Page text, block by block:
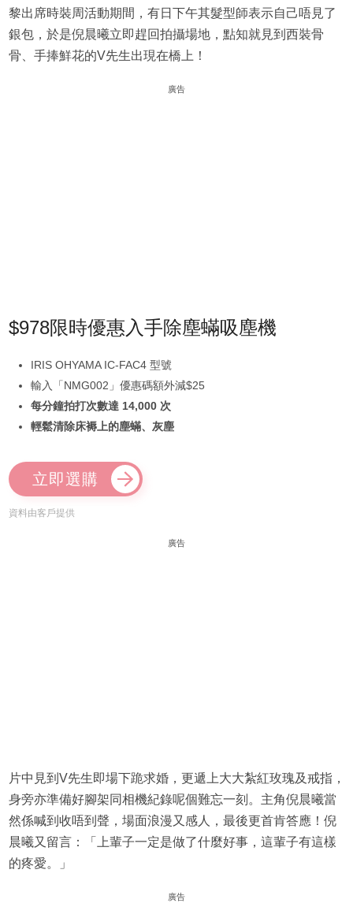
黎出席時裝周活動期間，有日下午其髮型師表示自己唔見了
銀包，於是倪晨曦立即趕回拍攝場地，點知就見到西裝骨
骨、手捧鮮花的V先生出現在橋上！
廣告
$978限時優惠入手除塵蟎吸塵機
IRIS OHYAMA IC-FAC4 型號
輸入「NMG002」優惠碼額外減$25
每分鐘拍打次數達 14,000 次
輕鬆清除床褥上的塵蟎、灰塵
立即選購
資料由客戶提供
廣告
片中見到V先生即場下跪求婚，更遞上大大紮紅玫瑰及戒指，
身旁亦準備好腳架同相機紀錄呢個難忘一刻。主角倪晨曦當
然係喊到收唔到聲，場面浪漫又感人，最後更首肯答應！倪
晨曦又留言：「上輩子一定是做了什麼好事，這輩子有這樣
的疼愛。」
廣告